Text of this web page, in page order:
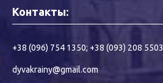
Контакты:
+38 (096) 754 1350; +38 (093) 208 5503
dyvakrainy@gmail.com